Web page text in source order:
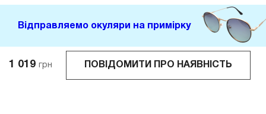
1 019 грн ПОВІДОМИТИ ПРО НАЯВНІСТЬ
Відправляемо окуляри на примірку